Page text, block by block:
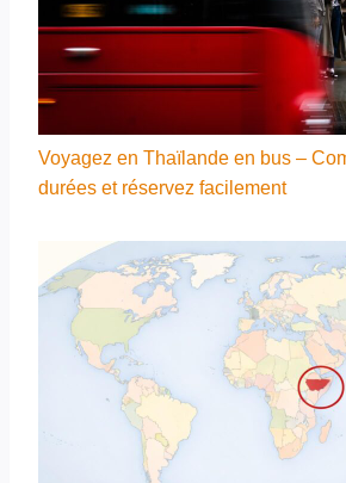
Voyagez en Thaïlande en bus –
durées et réservez facilement